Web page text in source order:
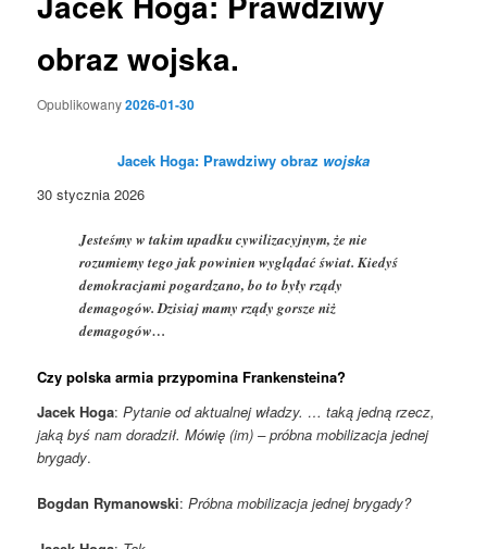
obraz wojska.
Opublikowany2026-01-30
Jacek Hoga: Prawdziwy obraz wojska
30 stycznia 2026
Jesteśmy w takim upadku cywilizacyjnym, że nie
rozumiemy tego jak powinien wyglądać świat. Kiedyś
demokracjami pogardzano, bo to były rządy
demagogów. Dzisiaj mamy rządy gorsze niż
demagogów…
Czy polska armia przypomina Frankensteina?
Jacek Hoga:Pytanie od aktualnej władzy. … taką jedną rzecz,
jaką byś nam doradził.Mówię (im) – próbna mobilizacja jednej
brygady.
Bogdan Rymanowski:Próbna mobilizacja jednej brygady?